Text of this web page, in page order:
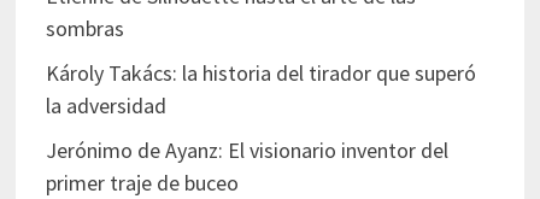
sombras
Károly Takács: la historia del tirador que superó
la adversidad
Jerónimo de Ayanz: El visionario inventor del
primer traje de buceo